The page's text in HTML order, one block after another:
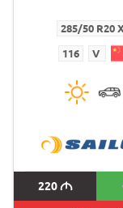
285/50 R20
116 V
220M